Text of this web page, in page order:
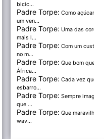
bicic...
Padre Torpe: Como açúcar é
um ven...
Padre Torpe: Uma das cores
mais l...
Padre Torpe: Com um custo de
no m...
Padre Torpe: Que bom que a
África...
Padre Torpe: Cada vez que
esbarro...
Padre Torpe: Sempre imaginei
que ...
Padre Torpe: Que maravilha de
wav...